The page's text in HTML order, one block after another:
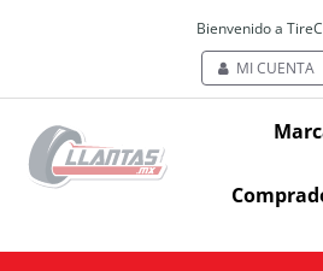
Bienvenido a
MI CUENTA